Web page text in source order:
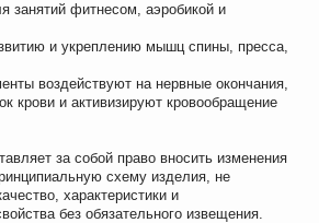
занятий фитнесом, аэробикой и
и укреплению мышц спины, пресса,
воздействуют на нервные окончания,
крови и активизируют кровообращение
за собой право вносить изменения
схему изделия, не
характеристики и
без обязательного извещения.